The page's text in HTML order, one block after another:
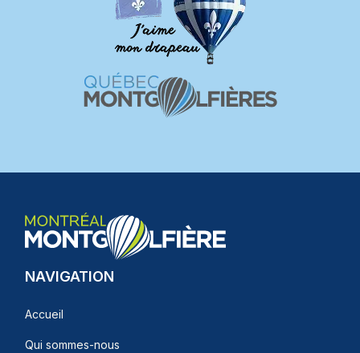
NAVIGATION
Accueil
Qui sommes-nous